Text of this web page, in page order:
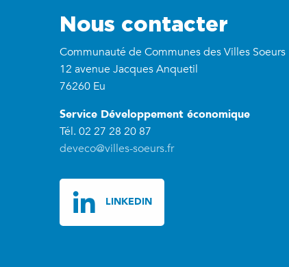
Nous contacter
Communauté de Communes des Villes Soeurs
12 avenue Jacques Anquetil
76260 Eu
Service Développement économique
Tél. 02 27 28 20 87
deveco@villes-soeurs.fr
LINKEDIN